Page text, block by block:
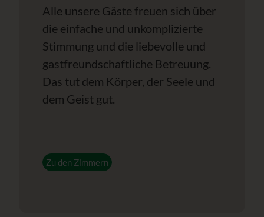
Alle unsere Gäste freuen sich über
die einfache und unkomplizierte
Stimmung und die liebevolle und
gastfreundschaftliche Betreuung.
Das tut dem Körper, der Seele und
dem Geist gut.
Zu den Zimmern